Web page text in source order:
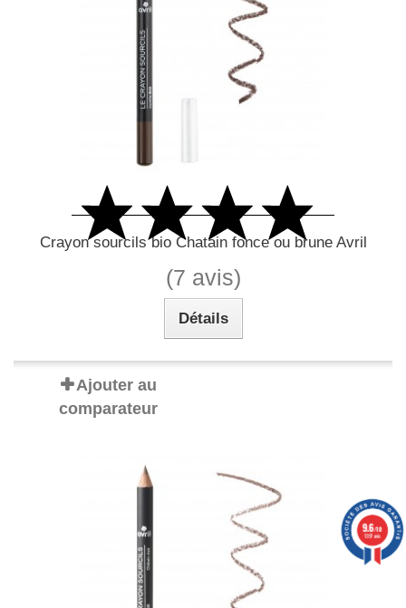
(7 avis)
Crayon sourcils bio Chatain fonce ou brune Avril
Détails
Ajouter au
comparateur
9.6/10
1397 avis